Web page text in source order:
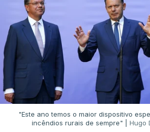
"Este ano temos o maior dispositivo
incêndios rurais de sempre" | Hugo